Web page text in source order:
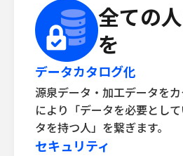
全ての
を
データカタログ化
源泉データ・加工データを
により「データを必要とし
タを持つ人」を繋ぎます。
セキュリティ